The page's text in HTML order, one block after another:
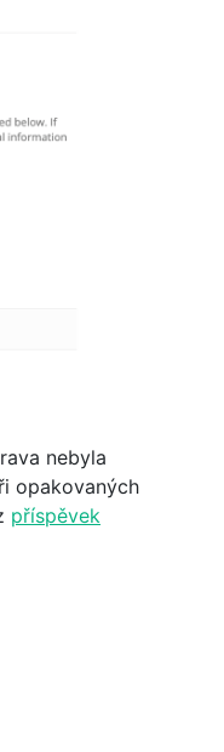
nebyla
opakovaných
příspěvek